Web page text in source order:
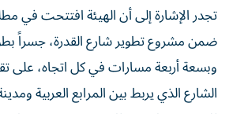
تجدر الإشارة إلى أن الهيئة افتتحت في
وبسعة أربعة مسارات في كل اتجاه، على
الشارع الذي يربط بين المرابع العربية